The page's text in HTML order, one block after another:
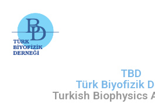
TBD
Türk Biyofizik
Turkish Biophysics